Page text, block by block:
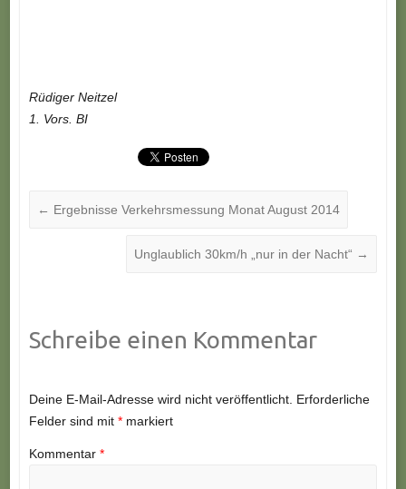
Rüdiger Neitzel
1. Vors. BI
← Ergebnisse Verkehrsmessung Monat August 2014
Unglaublich 30km/h „nur in der Nacht“ →
Schreibe einen Kommentar
Deine E-Mail-Adresse wird nicht veröffentlicht. Erforderliche
Felder sind mit *markiert
Kommentar *